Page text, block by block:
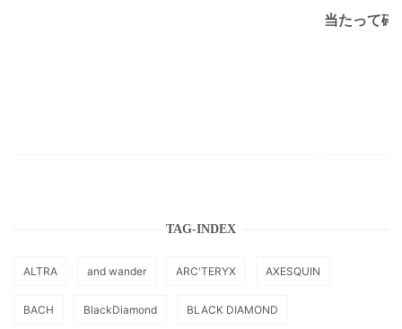
当たって砕
TAG-INDEX
ALTRA and wander ARC'TERYX AXESQUIN
BACH BlackDiamond BLACK DIAMOND